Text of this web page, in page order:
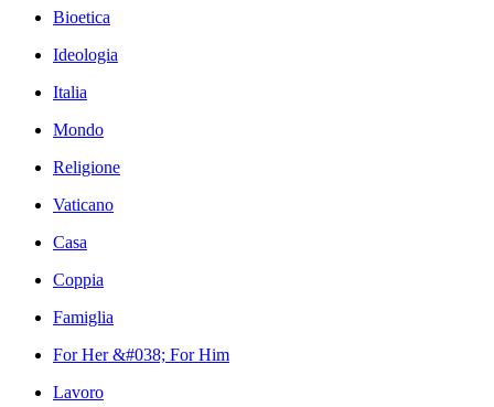
Bioetica
Ideologia
Italia
Mondo
Religione
Vaticano
Casa
Coppia
Famiglia
For Her &#038; For Him
Lavoro